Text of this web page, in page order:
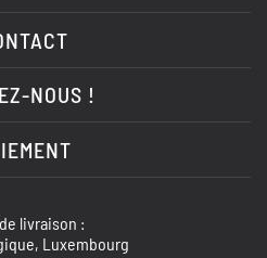
NOUS !
livraison :
Luxembourg